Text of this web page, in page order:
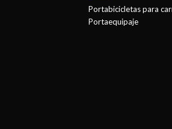
Portabicicletas para
Portaequipaje